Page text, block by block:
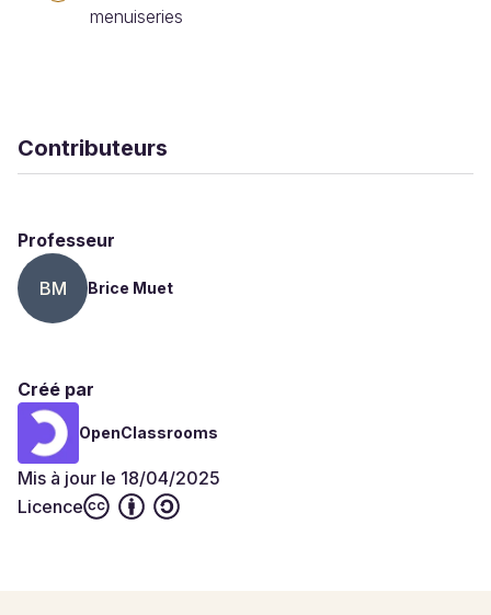
menuiseries
Contributeurs
Professeur
BM Brice Muet
Créé par
OpenClassrooms
Mis à jour le 18/04/2025
Licence